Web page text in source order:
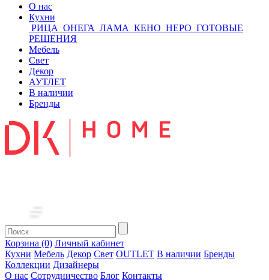
О нас
Кухни
РИЦА ОНЕГА ЛАМА КЕНО НЕРО ГОТОВЫЕ
РЕШЕНИЯ
Мебель
Свет
Декор
АУТЛЕТ
В наличии
Бренды
Корзина (0) Личный кабинет
Кухни Мебель Декор Свет OUTLET В наличии Бренды
Коллекции Дизайнеры
О нас Сотрудничество Блог Контакты